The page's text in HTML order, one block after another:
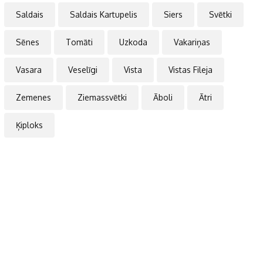
Saldais Saldais Kartupelis Siers Svētki
Sēnes Tomāti Uzkoda Vakariņas
Vasara Veselīgi Vista Vistas Fileja
Zemenes Ziemassvētki Āboli Ātri
Ķiploks